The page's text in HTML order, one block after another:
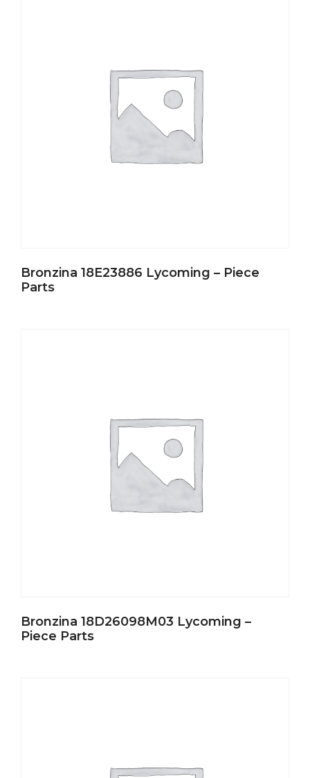
Bronzina 18E23886 Lycoming – Piece
Parts
Bronzina 18D26098M03 Lycoming –
Piece Parts